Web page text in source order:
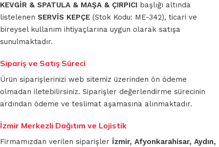
KEVGİR & SPATULA & MAŞA & ÇIRPICI başlığı altında
listelenen SERVİS KEPÇE (Stok Kodu: ME-342), ticari ve
bireysel kullanım ihtiyaçlarına uygun olarak satışa
sunulmaktadır.
Sipariş ve Satış Süreci
Ürün siparişlerinizi web sitemiz üzerinden ön ödeme
olmadan iletebilirsiniz. Siparişler değerlendirme sürecinin
ardından ödeme ve teslimat aşamasına alınmaktadır.
İzmir Merkezli Dağıtım ve Lojistik
Firmamızdan verilen siparişler İzmir, Afyonkarahisar, Aydın,